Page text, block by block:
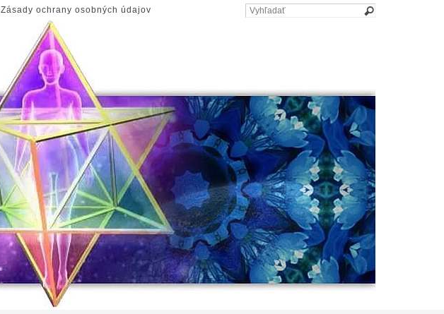
Zásady ochrany osobných údajov